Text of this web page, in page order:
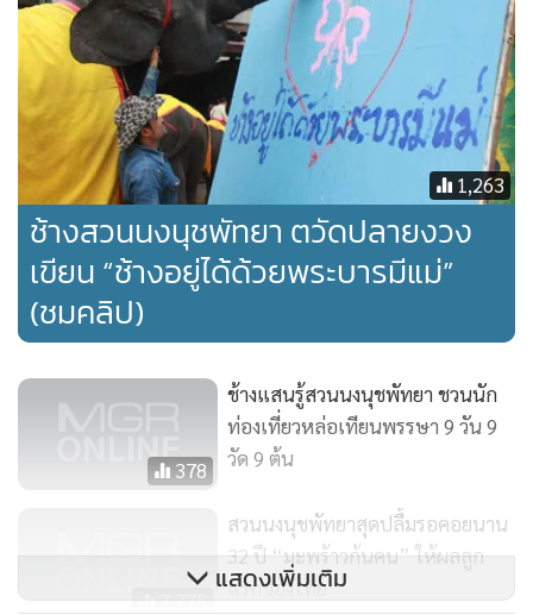
ให้ความสำคัญต่อการจัดกิจกรรมเฉลิมพระเกียรติในวันแม่แห่ง
ชาติ เพื่อหล่อหลอม ปลุกจิตสำนึกให้คนไทยได้ร่วมกันแสดง
ความจงรักภักดี และประกาศให้นักท่องเที่ยวทั่วโลกได้ประจักษ์
ต่อสายตาว่า คนไทยรักในสถาบัน ชาติ ศาสนา พระมหากษัตริย์
จึงจัดกิจกรรมวันแม่ เพื่อเทิดพระเกียรติให้แก่แม่ของแผ่นดิน
สวนนงนุชพัทยา จัดงานวันแม่ยิ่งใหญ่ นำช้างถวายพระพร
เขียน “ช้างอยู่ได้ด้วยพระบารมีแม่”
1,263
ช้างสวนนงนุชพัทยา ตวัดปลายงวง
เขียน “ช้างอยู่ได้ด้วยพระบารมีแม่”
(ชมคลิป)
378
ช้างแสนรู้สวนนงนุชพัทยา ชวนนัก
ท่องเที่ยวหล่อเทียนพรรษา 9 วัน 9
วัด 9 ต้น
7,775
สวนนงนุชพัทยาสุดปลื้มรอคอยนาน
32 ปี “มะพร้าวก้นคน” ให้ผลลูก
แรกของไทย
แสดงเพิ่มเติม